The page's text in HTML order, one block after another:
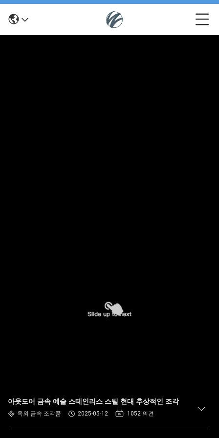
아웃도어 금속 예술 스테인리스 스틸 현대 추상적인 조각
옥외 금속 조각품 2025-05-12 1052 의견